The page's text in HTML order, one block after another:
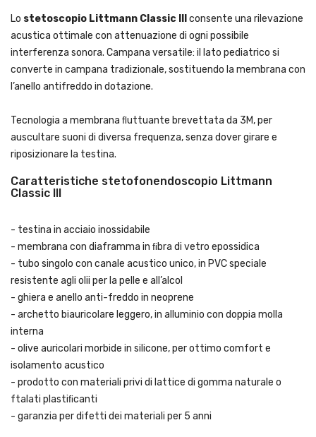
Lo stetoscopio Littmann Classic III
consente una rilevazione
acustica ottimale con attenuazione di ogni possibile
interferenza sonora. Campana versatile: il lato pediatrico si
converte in campana tradizionale, sostituendo la membrana con
l’anello antifreddo in dotazione.
Tecnologia a membrana ﬂuttuante brevettata da 3M, per
auscultare suoni di diversa frequenza, senza dover girare e
riposizionare la testina.
Caratteristiche stetofonendoscopio Littmann
Classic III
- testina in acciaio inossidabile
- membrana con diaframma in ﬁbra di vetro epossidica
- tubo singolo con canale acustico unico, in PVC speciale
resistente agli olii per la pelle e all’alcol
- ghiera e anello anti-freddo in neoprene
- archetto biauricolare leggero, in alluminio con doppia molla
interna
- olive auricolari morbide in silicone, per ottimo comfort e
isolamento acustico
- prodotto con materiali privi di lattice di gomma naturale o
ftalati plastiﬁcanti
- garanzia per difetti dei materiali per 5 anni